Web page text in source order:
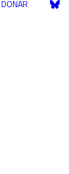
DONAR